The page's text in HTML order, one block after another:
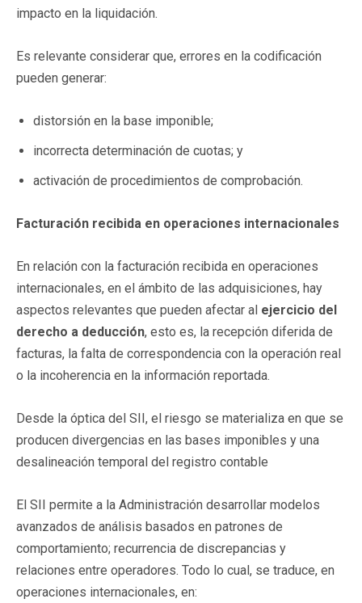
impacto en la liquidación.
Es relevante considerar que, errores en la codificación
pueden generar:
distorsión en la base imponible;
incorrecta determinación de cuotas; y
activación de procedimientos de comprobación.
Facturación recibida en operaciones internacionales
En relación con la facturación recibida en operaciones
internacionales, en el ámbito de las adquisiciones, hay
aspectos relevantes que pueden afectar al ejercicio del
derecho a deducción, esto es, la recepción diferida de
facturas, la falta de correspondencia con la operación real
o la incoherencia en la información reportada.
Desde la óptica del SII, el riesgo se materializa en que se
producen divergencias en las bases imponibles y una
desalineación temporal del registro contable
El SII permite a la Administración desarrollar modelos
avanzados de análisis basados en patrones de
comportamiento; recurrencia de discrepancias y
relaciones entre operadores. Todo lo cual, se traduce, en
operaciones internacionales, en: